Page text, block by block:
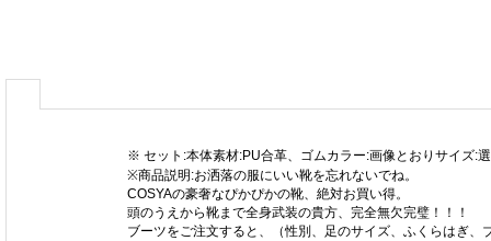
※ セット:本体素材:PU合革、ゴムカラー:画像とおりサイズ:
※商品説明:お洒落の服にいい靴を忘れないでね。
COSYAの豪奢なぴかぴかの靴、絶対お買い得。
頭のうえから靴まで全身武装の貴方、完全無欠完璧！！！
ブーツをご注文すると、（性別、足のサイズ、ふくらはぎ